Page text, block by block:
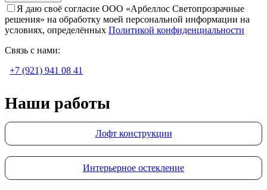
Я даю своё согласие ООО «Арбеллос Светопрозрачные
решения» на обработку моей персональной информации на
условиях, определённых Политикой конфиденциальности
Связь с нами:
+7 (921) 941 08 41
Наши работы
Лофт конструкции
Интерьерное остекление